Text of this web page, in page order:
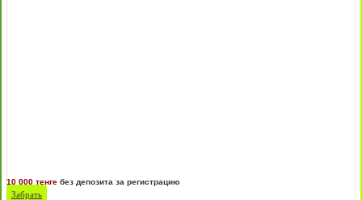
10 000 тенге без депозита за регистрацию
Забрать